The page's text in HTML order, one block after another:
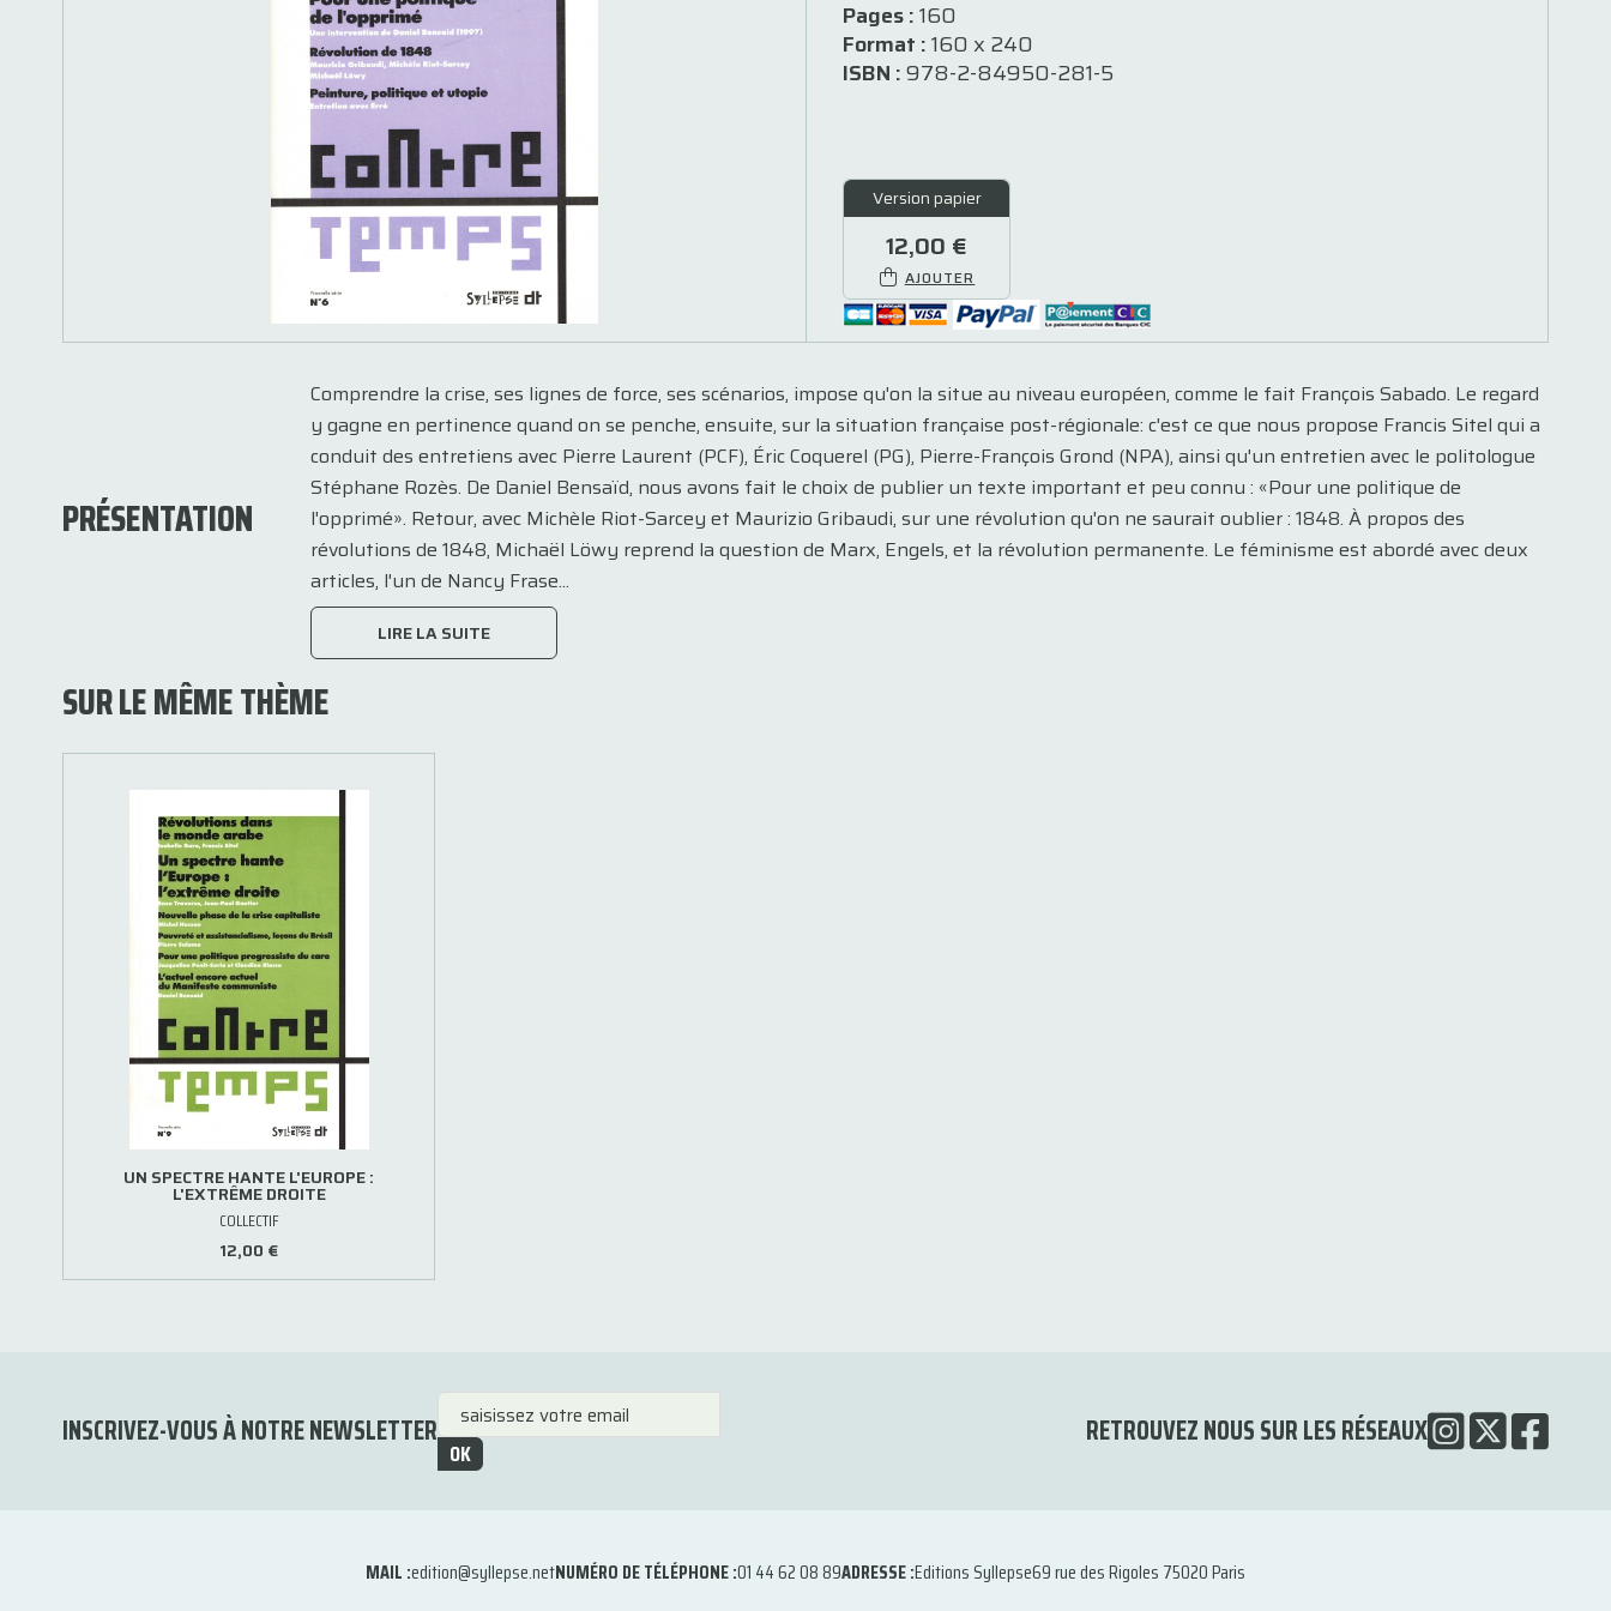
Version papier
12,00 €
AJOUTER
Pages :160
Format :160 x 240
ISBN :978-2-84950-281-5
PRÉSENTATION
Comprendre la crise, ses lignes de force, ses scénarios, impose qu'on la situe au niveau européen, comme le fait François Sabado. Le regard
y gagne en pertinence quand on se penche, ensuite, sur la situation française post-régionale: c'est ce que nous propose Francis Sitel qui a
conduit des entretiens avec Pierre Laurent (PCF), Éric Coquerel (PG), Pierre-François Grond (NPA), ainsi qu'un entretien avec le politologue
Stéphane Rozès. De Daniel Bensaïd, nous avons fait le choix de publier un texte important et peu connu : «Pour une politique de
l'opprimé». Retour, avec Michèle Riot-Sarcey et Maurizio Gribaudi, sur une révolution qu'on ne saurait oublier : 1848. À propos des
révolutions de 1848, Michaël Löwy reprend la question de Marx, Engels, et la révolution permanente. Le féminisme est abordé avec deux
articles, l'un de Nancy Frase...
LIRE LA SUITE
SUR LE MÊME THÈME
UN SPECTRE HANTE L'EUROPE :
L'EXTRÊME DROITE
COLLECTIF
12,00 €
INSCRIVEZ-VOUS À NOTRE NEWSLETTER
OK
RETROUVEZ NOUS SUR LES RÉSEAUX
MAIL :edition@syllepse.netNUMÉRO DE TÉLÉPHONE :01 44 62 08 89ADRESSE :Editions Syllepse69 rue des Rigoles 75020 Paris